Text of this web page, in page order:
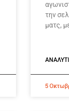
την
ματς,
5